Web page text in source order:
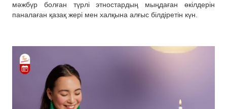
мәжбүр болған түрлі этностардың мыңдаған өкілдерін
паналаған қазақ жері мен халқына алғыс білдіретін күн.